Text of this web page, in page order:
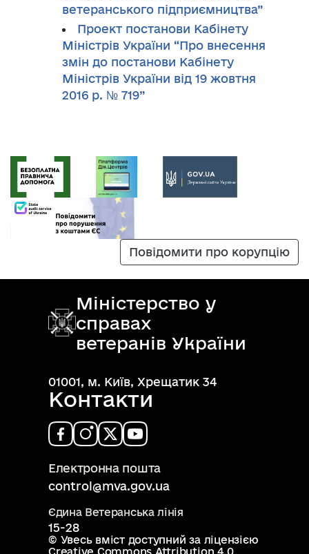
ветеранського підприємництва”
Проект постанови Кабінету
Міністрів України “Про внесення
змін до постанови Кабінету
Міністрів України від 19 жовтня
2016 р. № 719”
Повідомити про корупцію
Міністерство у
справах
ветеранів України
01001, м. Київ, Хрещатик 34
Контакти
Електронна пошта
control@mva.gov.ua
Єдина Ветеранська лінія
15-28
© Увесь вміст доступний за ліцензією
Creative Commons Attribution 4.0